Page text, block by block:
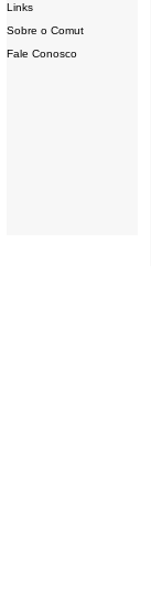
Links
Sobre o Comut
Fale Conosco